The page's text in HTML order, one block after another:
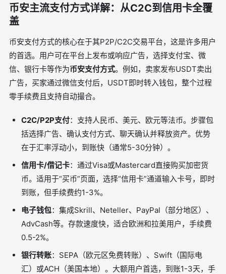
币安主流支付方式详解：从C2C到信用卡全覆
盖
币安支付方式的核心在于其P2P/C2C交易平台，这是许多用户
的首选。用户可在平台上发布或响应广告，选择支付宝、微
信、银行卡等作为币安支付方式。例如，卖家发布USDT卖出
广告，买家通过微信支付后，USDT即时转入钱包，整个过程
零手续费且支持自动撮合。
C2C/P2P支付：支持人民币、美元、欧元等法币。步骤包
括选择广告、确认支付方式、聊天确认并释放资产。优势
在于汇率浮动小，到账快（通常5-30分钟）。
信用卡/借记卡：通过Visa或Mastercard直接购买加密货
币。适用于“买币”页面，选择“信用卡”通道输入卡号，即时
到账，但手续费约1-3%。
电子钱包：集成Skrill、Neteller、PayPal（部分地区）、
AdvCash等。存款速度快，适合欧洲和拉美用户，手续费
0.5-2%。
银行转账：SEPA（欧元区免费转账）、Swift（国际电
汇）或ACH（美国本地）。大额用户首选，到账1-3天，手